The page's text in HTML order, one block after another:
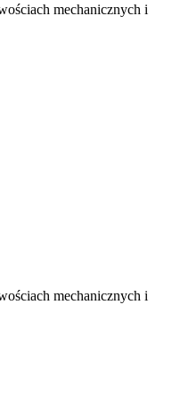
mechanicznych i
mechanicznych i